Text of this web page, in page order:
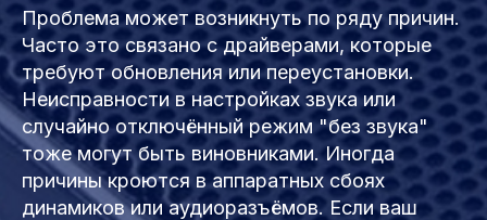
Проблема может возникнуть по ряду причин.
Часто это связано с драйверами, которые
требуют обновления или переустановки.
Неисправности в настройках звука или
случайно отключённый режим "без звука"
тоже могут быть виновниками. Иногда
причины кроются в аппаратных сбоях
динамиков или аудиоразъёмов. Если ваш